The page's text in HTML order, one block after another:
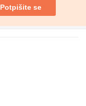
Potpišite se